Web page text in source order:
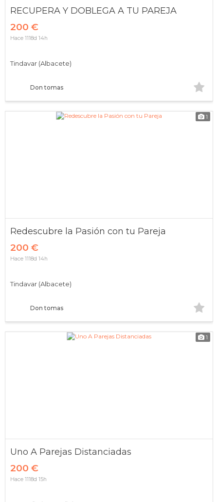
RECUPERA Y DOBLEGA A TU PAREJA
200 €
Don tomas
Tindavar (Albacete)
Hace 1118d 14h
1
Redescubre la Pasión con tu Pareja
200 €
Don tomas
Tindavar (Albacete)
Hace 1118d 14h
1
Uno A Parejas Distanciadas
200 €
Hace 1118d 15h